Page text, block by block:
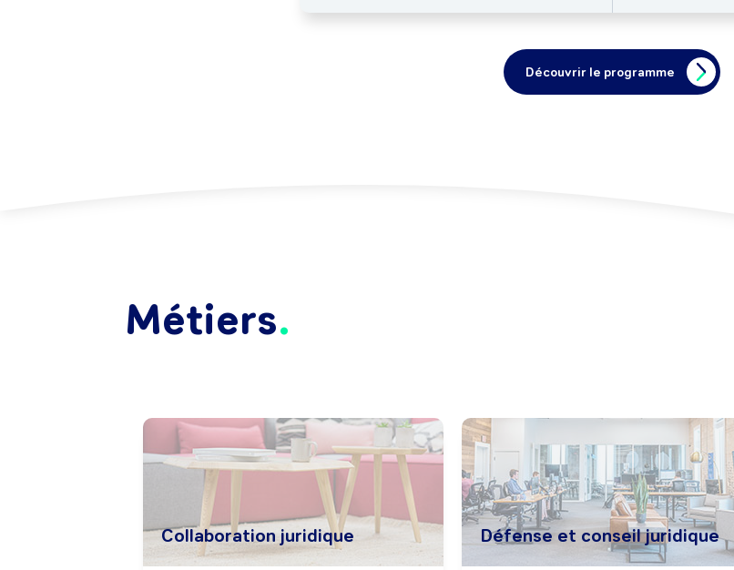
Découvrir le programme
Métiers
Collaboration juridique Défense et conseil juridique